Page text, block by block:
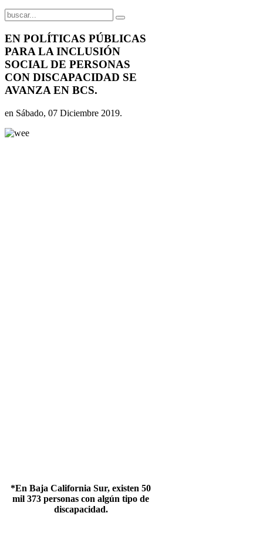
EN POLÍTICAS PÚBLICAS
PARA LA INCLUSIÓN
SOCIAL DE PERSONAS
CON DISCAPACIDAD SE
AVANZA EN BCS.
en Sábado, 07 Diciembre 2019.
*En Baja California Sur, existen 50
mil 373 personas con algún tipo de
discapacidad.